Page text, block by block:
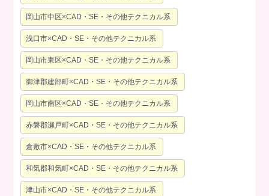
岡山市中区×CAD・SE・その他テクニカル系
浅口市×CAD・SE・その他テクニカル系
岡山市東区×CAD・SE・その他テクニカル系
御津郡建部町×CAD・SE・その他テクニカル系
岡山市南区×CAD・SE・その他テクニカル系
赤磐郡瀬戸町×CAD・SE・その他テクニカル系
倉敷市×CAD・SE・その他テクニカル系
和気郡和気町×CAD・SE・その他テクニカル系
津山市×CAD・SE・その他テクニカル系